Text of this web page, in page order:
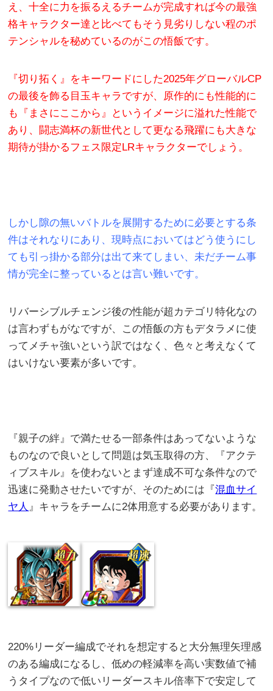
え、十全に力を振るえるチームが完成すれば今の最強
格キャラクター達と比べてもそう見劣りしない程のポ
テンシャルを秘めているのがこの悟飯です。
『切り拓く』をキーワードにした2025年グローバルCP
の最後を飾る目玉キャラですが、原作的にも性能的に
も『まさにここから』というイメージに溢れた性能で
あり、闘志満杯の新世代として更なる飛躍にも大きな
期待が掛かるフェス限定LRキャラクターでしょう。
しかし隙の無いバトルを展開するために必要とする条
件はそれなりにあり、現時点においてはどう使うにし
ても引っ掛かる部分は出て来てしまい、未だチーム事
情が完全に整っているとは言い難いです。
リバーシブルチェンジ後の性能が超カテゴリ特化なの
は言わずもがなですが、この悟飯の方もデタラメに使
ってメチャ強いという訳ではなく、色々と考えなくて
はいけない要素が多いです。
『親子の絆』で満たせる一部条件はあってないような
ものなので良いとして問題は気玉取得の方、『アクテ
ィブスキル』を使わないとまず達成不可な条件なので
迅速に発動させたいですが、そのためには『混血サイ
ヤ人 』キャラをチームに2体用意する必要があります。
220%リーダー編成でそれを想定すると大分無理矢理感
のある編成になるし、低めの軽減率を高い実数値で補
うタイプなので低いリーダースキル倍率下で安定して